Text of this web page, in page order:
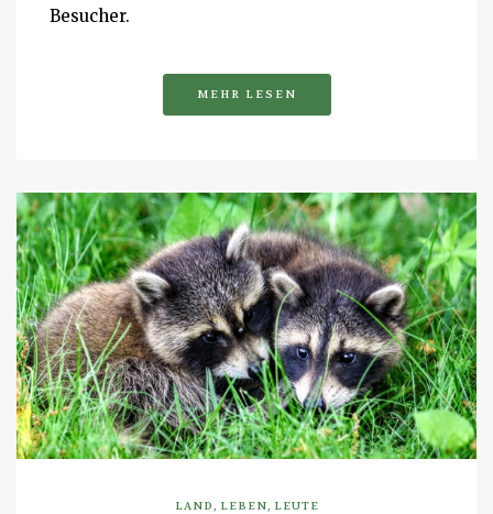
Besucher.
MEHR LESEN
LAND, LEBEN, LEUTE